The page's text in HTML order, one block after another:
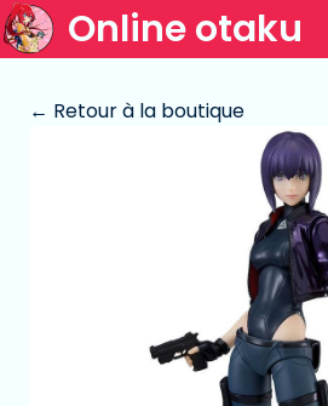
Online otaku
← Retour à la boutique